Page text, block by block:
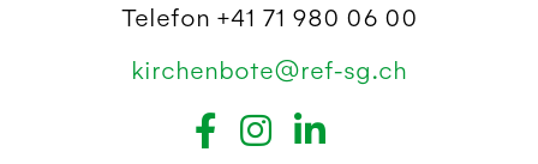
Telefon +41 71 980 06 00
kirchenbote@ref-sg.ch